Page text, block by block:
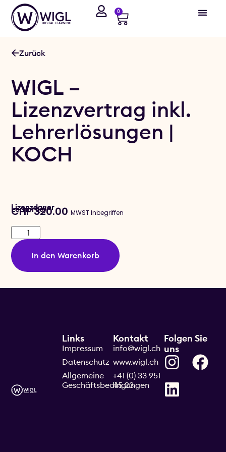
0
Zurück
WIGL –
Lizenzvertrag inkl.
Lehrerlösungen |
KOCH
Lizenzdauer
Lernort(e)
CHF320.00 MWST Inbegriffen
In den Warenkorb
Kontakt
info@wigl.ch
www.wigl.ch
+41 (0) 33 951
45 23
Links
Impressum
Datenschutz
Allgemeine
Geschäftsbedingungen
Folgen Sie
uns